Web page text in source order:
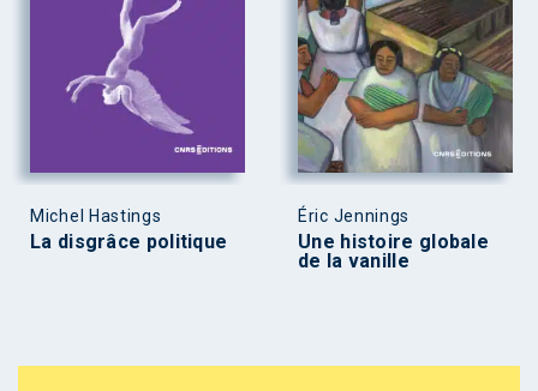
Michel Hastings
La disgrâce politique
Éric Jennings
Une histoire globale
de la vanille